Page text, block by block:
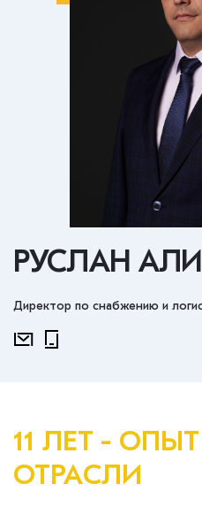
РУСЛАН
Директор по снабжению и
11 ЛЕТ -
ОТРАСЛИ